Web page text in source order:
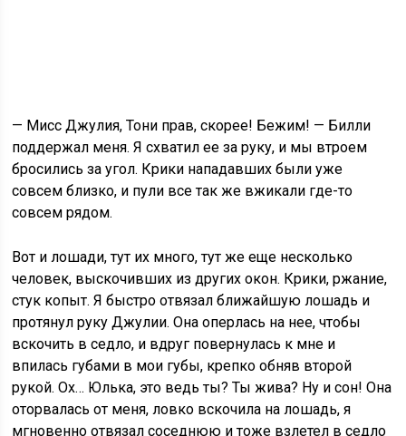
— Мисс Джулия, Тони прав, скорее! Бежим! — Билли
поддержал меня. Я схватил ее за руку, и мы втроем
бросились за угол. Крики нападавших были уже
совсем близко, и пули все так же вжикали где-то
совсем рядом.
Вот и лошади, тут их много, тут же еще несколько
человек, выскочивших из других окон. Крики, ржание,
стук копыт. Я быстро отвязал ближайшую лошадь и
протянул руку Джулии. Она оперлась на нее, чтобы
вскочить в седло, и вдруг повернулась к мне и
впилась губами в мои губы, крепко обняв второй
рукой. Ох… Юлька, это ведь ты? Ты жива? Ну и сон! Она
оторвалась от меня, ловко вскочила на лошадь, я
мгновенно отвязал соседнюю и тоже взлетел в седло